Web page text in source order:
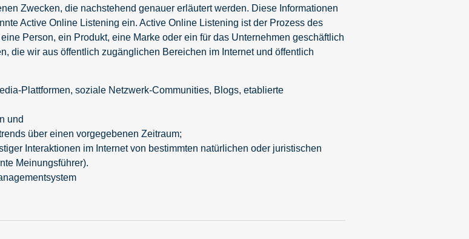
Zwecken, die nachstehend genauer erläutert werden. Diese Informationen
Active Online Listening ein. Active Online Listening ist der Prozess des
Person, ein Produkt, eine Marke oder ein für das Unternehmen geschäftlich
die wir aus öffentlich zugänglichen Bereichen im Internet und öffentlich
Plattformen, soziale Netzwerk-Communities, Blogs, etablierte
und
über einen vorgegebenen Zeitraum;
Interaktionen im Internet von bestimmten natürlichen oder juristischen
Meinungsführer).